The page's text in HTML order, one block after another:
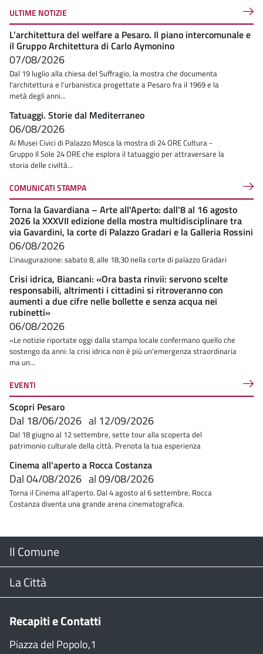
ULTIME NOTIZIE
L’architettura del welfare a Pesaro. Il piano intercomunale e
il Gruppo Architettura di Carlo Aymonino
07/08/2026
Dal 19 luglio alla chiesa del Suffragio, la mostra che documenta
l'architettura e l’urbanistica progettate a Pesaro fra il 1969 e la
metà degli anni...
Tatuaggi. Storie dal Mediterraneo
06/08/2026
Ai Musei Civici di Palazzo Mosca la mostra di 24 ORE Cultura -
Gruppo Il Sole 24 ORE che esplora il tatuaggio per attraversare la
storia delle civiltà...
COMUNICATI STAMPA
Torna la Gavardiana – Arte all'Aperto: dall'8 al 16 agosto
2026 la XXXVII edizione della mostra multidisciplinare tra
via Gavardini, la corte di Palazzo Gradari e la Galleria Rossini
06/08/2026
L’inaugurazione: sabato 8, alle 18,30 nella corte di palazzo Gradari
Crisi idrica, Biancani: «Ora basta rinvii: servono scelte
responsabili, altrimenti i cittadini si ritroveranno con
aumenti a due cifre nelle bollette e senza acqua nei
rubinetti»
06/08/2026
«Le notizie riportate oggi dalla stampa locale confermano quello che
sostengo da anni: la crisi idrica non è più un'emergenza straordinaria
ma un...
EVENTI
Scopri Pesaro
Dal 18/06/2026 al 12/09/2026
Dal 18 giugno al 12 settembre, sette tour alla scoperta del
patrimonio culturale della città. Prenota la tua esperienza
Cinema all'aperto a Rocca Costanza
Dal04/08/2026 al09/08/2026
Torna il Cinema all'aperto. Dal 4 agosto al 6 settembre, Rocca
Costanza diventa una grande arena cinematografica.
Menu
Footer
Il Comune
Il Sindaco
Consiglio Comunale
La Città
Stradario
Recapiti e Contatti
Piazza del Popolo,1